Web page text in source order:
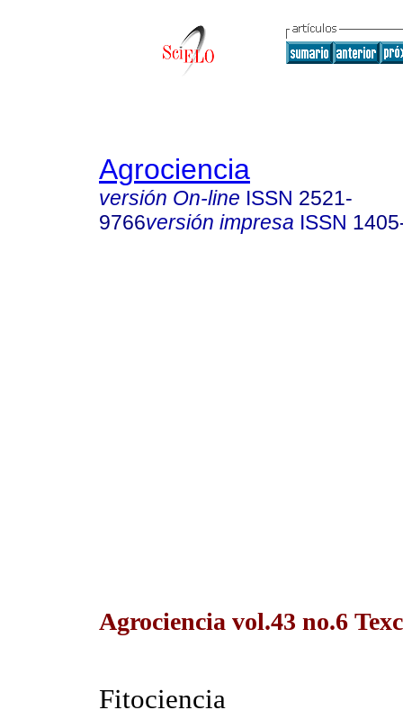
Agrociencia
versión On-line ISSN 2521-
9766versión impresa ISSN
Agrociencia vol.43 no.6
Fitociencia